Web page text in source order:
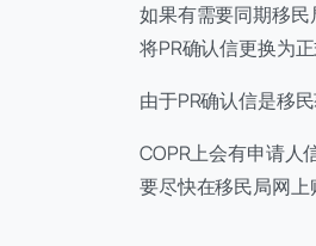
如果有需要同期移
将PR确认信更换为
由于PR确认信是移
COPR上会有申请人
要尽快在移民局网上